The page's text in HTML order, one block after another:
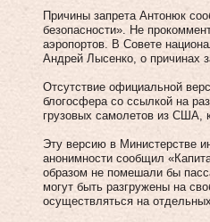
Причины запрета Антонюк
безопасности». Не
аэропортов. В Совете
Андрей Лысенко, о причинах
Отсутствие официальной
блогосфера со ссылкой на
грузовых самолетов из США,
Эту версию в Министерстве
анонимности сообщил
образом не помешали бы
могут быть разгружены на
осуществляться на